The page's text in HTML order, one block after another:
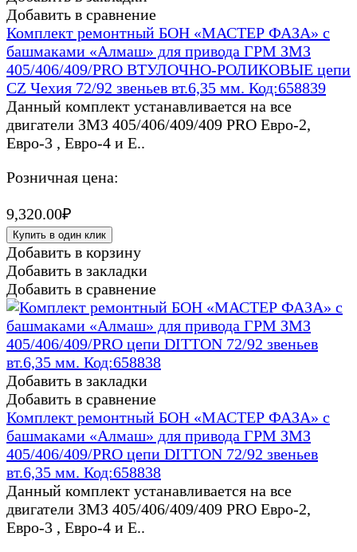
Добавить в сравнение
Комплект ремонтный БОН «МАСТЕР ФАЗА» с
башмаками «Алмаш» для привода ГРМ ЗМЗ
405/406/409/PRO ВТУЛОЧНО-РОЛИКОВЫЕ цепи
CZ Чехия 72/92 звеньев вт.6,35 мм. Код:658839
Данный комплект устанавливается на все
двигатели ЗМЗ 405/406/409/409 PRO Евро-2,
Евро-3 , Евро-4 и Е..
Розничная цена:
9,320.00₽
Купить в один клик
Добавить в корзину
Добавить в закладки
Добавить в сравнение
Добавить в закладки
Добавить в сравнение
Комплект ремонтный БОН «МАСТЕР ФАЗА» с
башмаками «Алмаш» для привода ГРМ ЗМЗ
405/406/409/PRO цепи DITTON 72/92 звеньев
вт.6,35 мм. Код:658838
Данный комплект устанавливается на все
двигатели ЗМЗ 405/406/409/409 PRO Евро-2,
Евро-3 , Евро-4 и Е..